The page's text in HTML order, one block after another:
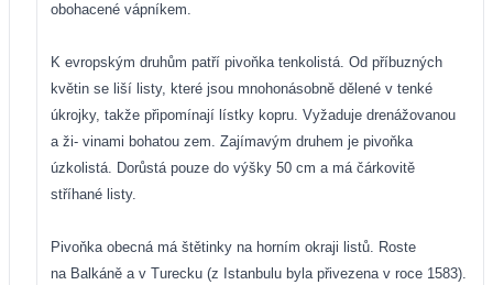
obohacené vápníkem.
K evropským druhům patří pivoňka tenkolistá. Od příbuzných
květin se liší listy, které jsou mnohonásobně dělené v tenké
úkrojky, takže připomínají lístky kopru. Vyžaduje drenážovanou
a ži- vinami bohatou zem. Zajímavým druhem je pivoňka
úzkolistá. Dorůstá pouze do výšky 50 cm a má čárkovitě
stříhané listy.
Pivoňka obecná má štětinky na horním okraji listů. Roste
na Balkáně a v Turecku (z Istanbulu byla přivezena v roce 1583).